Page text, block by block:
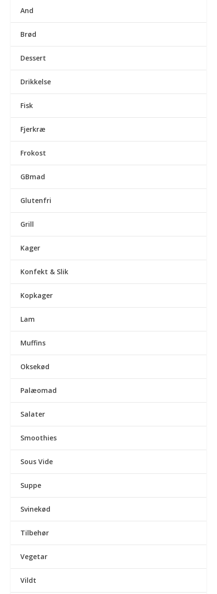
And
Brød
Dessert
Drikkelse
Fisk
Fjerkræ
Frokost
GBmad
Glutenfri
Grill
Kager
Konfekt & Slik
Kopkager
Lam
Muffins
Oksekød
Palæomad
Salater
Smoothies
Sous Vide
Suppe
Svinekød
Tilbehør
Vegetar
Vildt